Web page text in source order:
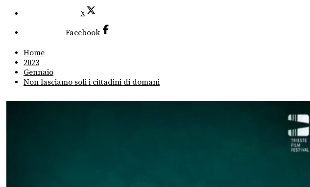
X
Facebook
Home
2023
Gennaio
Non lasciamo soli i cittadini di domani